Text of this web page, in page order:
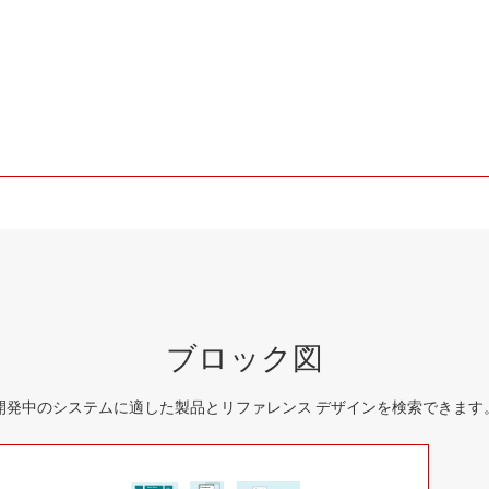
ブロック図
発中のシステムに適した製品とリファレンス デザインを検索できます
Buck/Buck
Transducer